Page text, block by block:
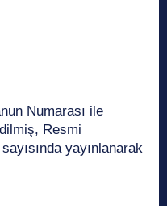
Numarası ile
Resmi
yayınlanarak